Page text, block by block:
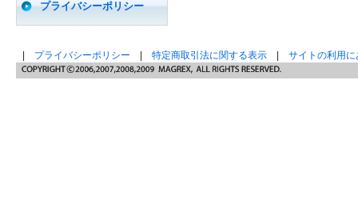
プライバシーポリシー
プライバシーポリシー 特定商取引法に関する表示 サイトの利用に